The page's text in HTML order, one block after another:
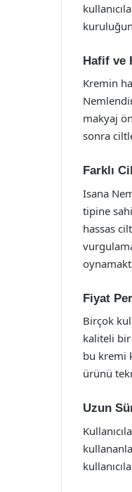
Hafif ve
Kremin
makyaj
sonra
Farklı
Isana
tipine
hassas
Fiyat
Birçok
kaliteli bir
bu kremi
ürünü
Uzun